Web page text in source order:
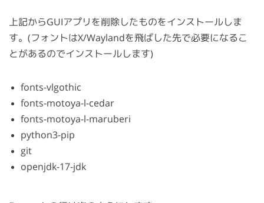
上記からGUIアプリを削除したものをインストールしま
す。(フォントはX/Waylandを飛ばした先で必要になるこ
とがあるのでインストールします)
fonts-vlgothic
fonts-motoya-l-cedar
fonts-motoya-l-maruberi
python3-pip
git
openjdk-17-jdk